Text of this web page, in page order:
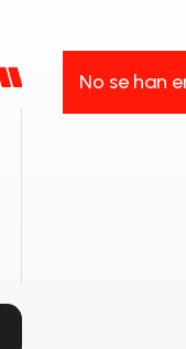
No se han